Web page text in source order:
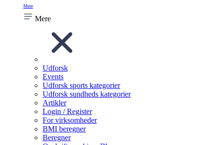
Mere
Mere
Udforsk
Events
Udforsk sports kategorier
Udforsk sundheds kategorier
Artikler
Login / Register
For virksomheder
BMI beregner
Beregner